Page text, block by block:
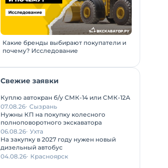
Какие бренды выбирают покупатели и
почему? Исследование
Свежие заявки
Куплю автокран б/у СМК-14 или СМК-12А
07.08.26 Сызрань
Нужны КП на покупку колесного
полноповоротного экскаватора
06.08.26 Ухта
На закупку в 2027 году нужен новый
дизельный автобус
04.08.26 Красноярск